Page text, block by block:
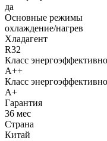
да
Основные режимы
охлаждение/нагрев
Хладагент
R32
Класс
A++
Класс
A+
Гарантия
36 мес
Страна
Китай